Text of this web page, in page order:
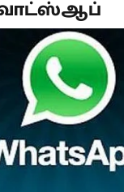
வாட்ஸ்ஆப்